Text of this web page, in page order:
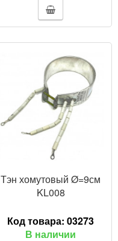
Тэн хомутовый Ø=9см
KL008
Код товара: 03273
В наличии